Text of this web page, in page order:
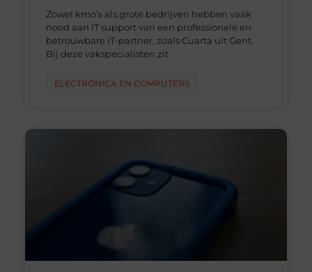
Zowel kmo’s als grote bedrijven hebben vaak
nood aan IT support van een professionele en
betrouwbare IT-partner, zoals Cuarta uit Gent.
Bij deze vakspecialisten zit
ELECTRONICA EN COMPUTERS